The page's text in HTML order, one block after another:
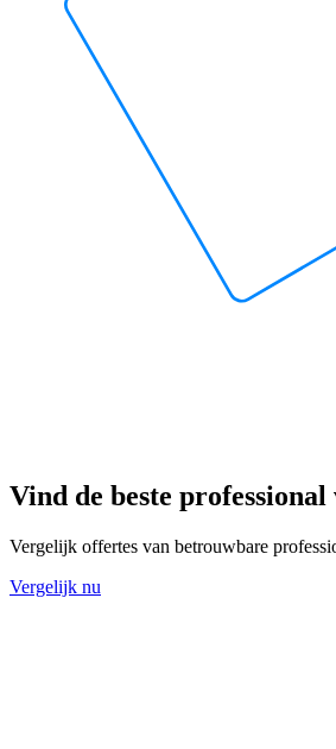
Vind de beste
Vergelijk offertes van betrouwbare
Vergelijk nu